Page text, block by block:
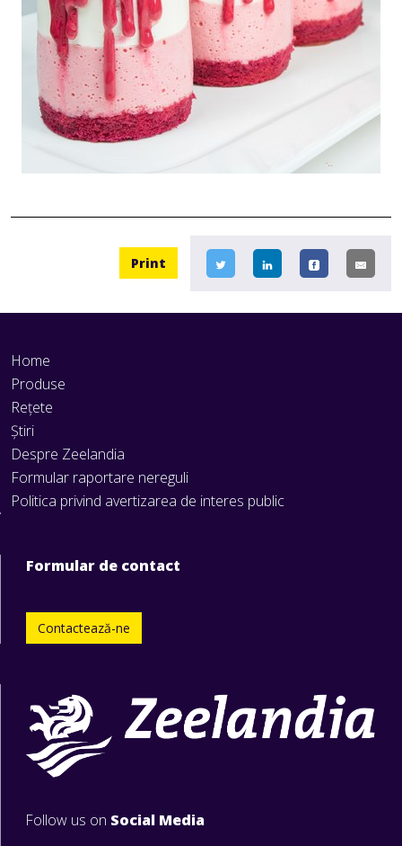
Print
Home
Produse
Rețete
Știri
Despre Zeelandia
Formular raportare nereguli
Politica privind avertizarea de interes public
Formular de contact
Contactează-ne
Follow us on Social Media